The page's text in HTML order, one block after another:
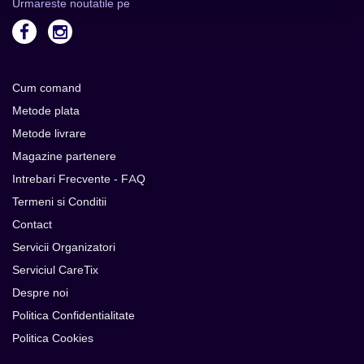
Urmareste noutatile pe
Cum comand
Metode plata
Metode livrare
Magazine partenere
Intrebari Frecvente - FAQ
Termeni si Conditii
Contact
Servicii Organizatori
Serviciul CareTix
Despre noi
Politica Confidentialitate
Politica Cookies